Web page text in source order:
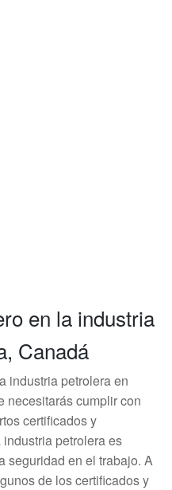
en la industria
Canadá
industria petrolera en
necesitarás cumplir con
certificados y
petrolera es
seguridad en el trabajo. A
de los certificados y